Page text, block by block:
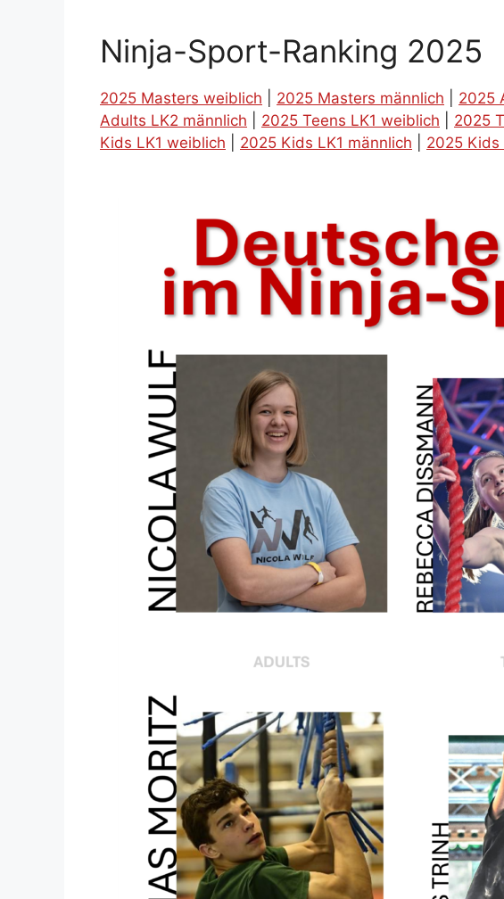
Ninja-Sport-Ranking 2025
2025 Masters weiblich 2025 Masters männlich 2025
Adults LK2 männlich
2025 Teens LK1 weiblich 2025
Kids LK1 weiblich
2025 Kids LK1 männlich 2025 Kids